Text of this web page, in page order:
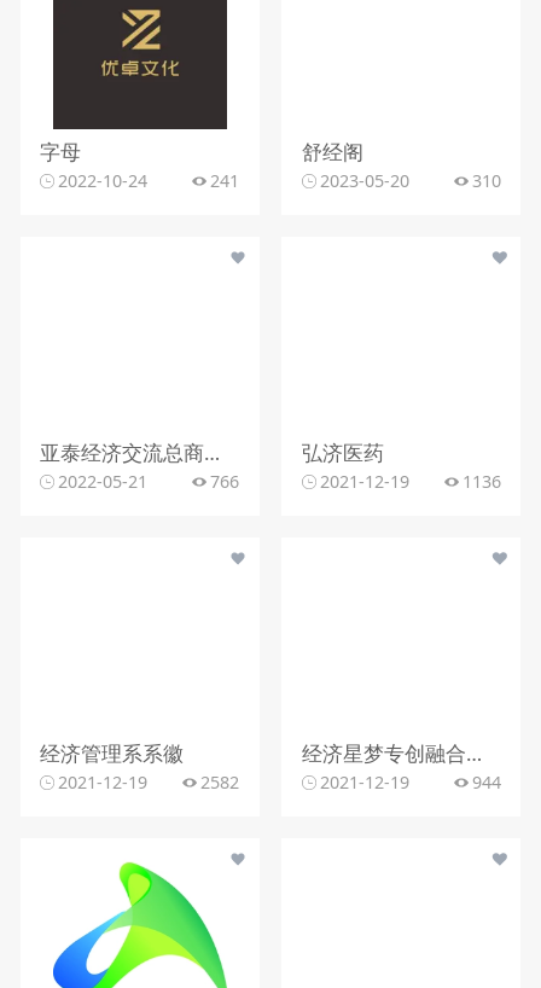
字母
2022-10-24 241
舒经阁
2023-05-20 310
亚泰经济交流总商会LOGO
2022-05-21 766
弘济医药
2021-12-19 1136
经济管理系系徽
2021-12-19 2582
经济星梦专创融合基地
2021-12-19 944